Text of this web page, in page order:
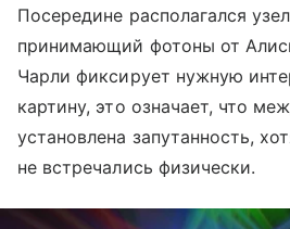
Посередине располагался
принимающий фотоны от
Чарли фиксирует нужную
картину, это означает, что
установлена запутанность,
не встречались физически.